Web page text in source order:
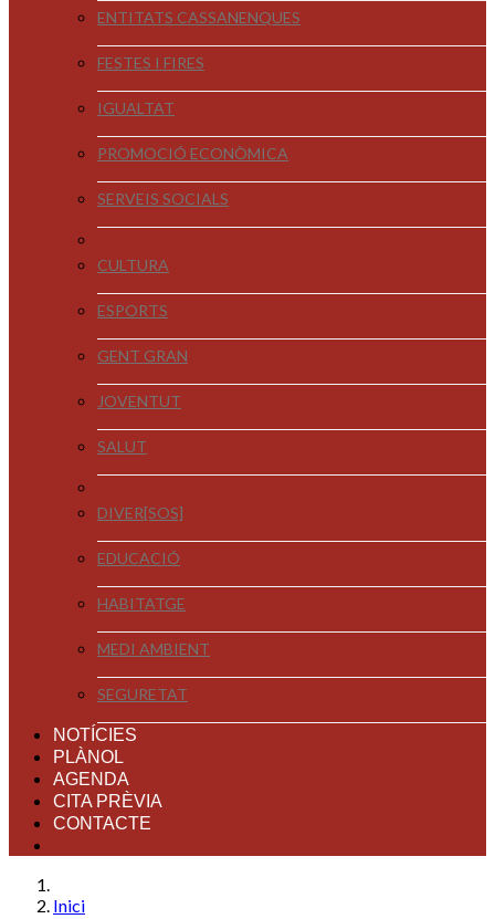
ENTITATS CASSANENQUES
FESTES I FIRES
IGUALTAT
PROMOCIÓ ECONÒMICA
SERVEIS SOCIALS
CULTURA
ESPORTS
GENT GRAN
JOVENTUT
SALUT
DIVER[SOS]
EDUCACIÓ
HABITATGE
MEDI AMBIENT
SEGURETAT
NOTÍCIES
PLÀNOL
AGENDA
CITA PRÈVIA
CONTACTE
Inici